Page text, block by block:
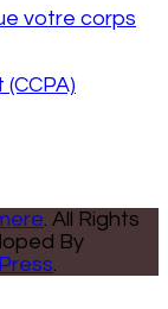
votre corps
. All Rights
By
.